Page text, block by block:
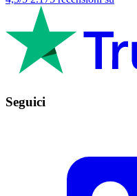
Seguici